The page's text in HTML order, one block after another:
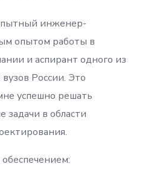
инженер-
опытом работы в
и аспирант одного из
России. Это
успешно решать
в области